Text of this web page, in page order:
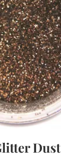
Dust